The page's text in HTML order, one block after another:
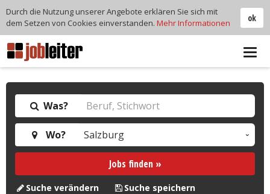
Was?
Wo?
Jobs finden »
Suche verändern Suche speichern
ok
Durch die Nutzung unserer Angebote erklären Sie sich mit
dem Setzen von Cookies einverstanden. Mehr Informationen